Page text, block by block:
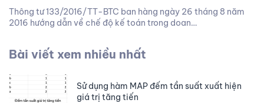
Thông tư 133/2016/TT-BTC ban hàng ngày 26 tháng 8 năm
2016 hướng dẫn về chế độ kế toán trong doan…
Bài viết xem nhiều nhất
Sử dụng hàm MAP đếm tần suất xuất hiện
giá trị tăng tiến